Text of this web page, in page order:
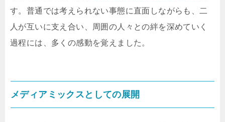
す。普通では考えられない事態に直面しながらも、二
人が互いに支え合い、周囲の人々との絆を深めていく
過程には、多くの感動を覚えました。
メディアミックスとしての展開